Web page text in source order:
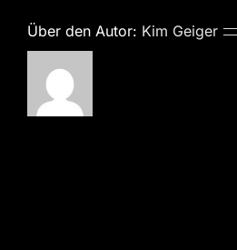
Über den Autor: Kim Geiger